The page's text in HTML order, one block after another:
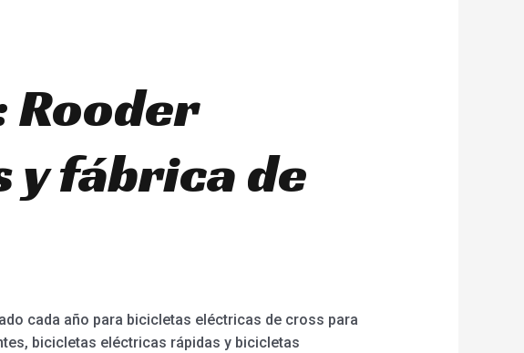
Rooder
fábrica de
cada año para bicicletas eléctricas de cross para
bicicletas eléctricas rápidas y bicicletas